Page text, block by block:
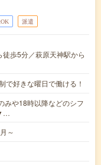
派遣
歩5分／萩原天神駅から
で好きな曜日で働ける！
みや18時以降などのシフ
～